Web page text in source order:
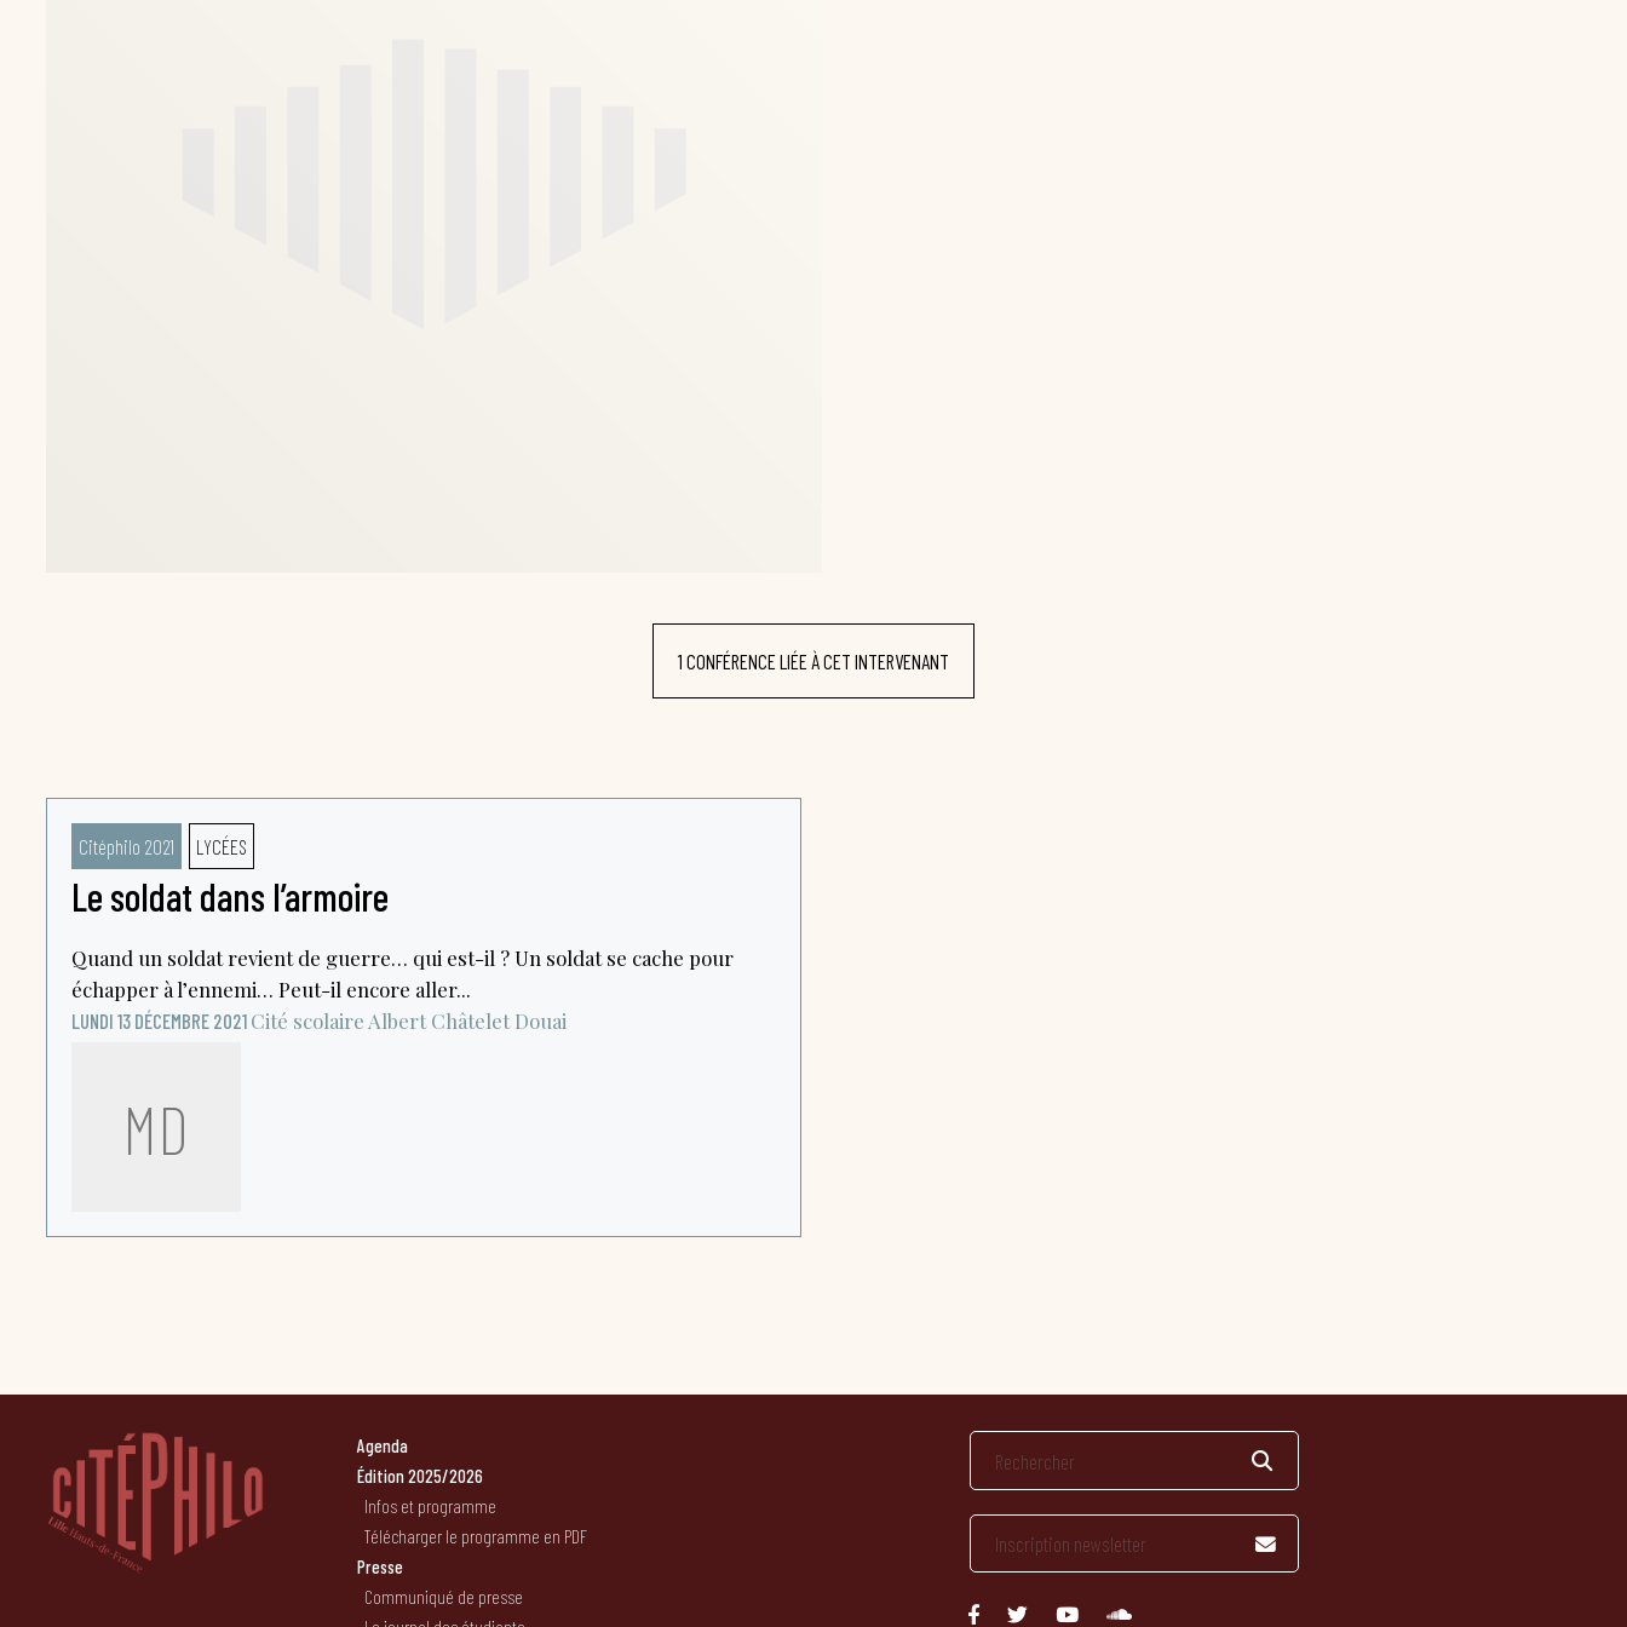
1 CONFÉRENCE LIÉE À CET INTERVENANT
Citéphilo 2021 LYCÉES
Le soldat dans l’armoire
Quand un soldat revient de guerre… qui est-il ? Un soldat se cache pour
échapper à l’ennemi… Peut-il encore aller...
LUNDI 13 DÉCEMBRE 2021 Cité scolaire Albert Châtelet Douai
MD
Agenda
Édition 2025/2026
Infos et programme
Télécharger le programme en PDF
Presse
Communiqué de presse